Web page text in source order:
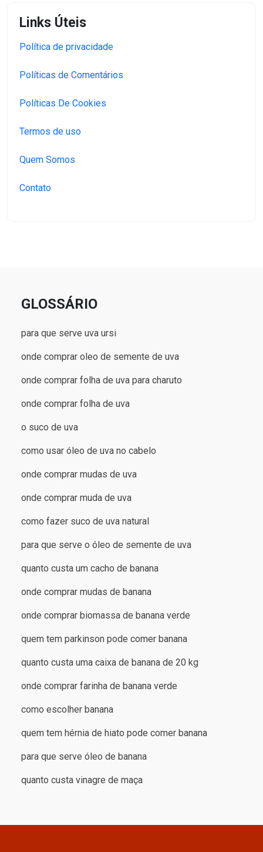
Links Úteis
Política de privacidade
Políticas de Comentários
Políticas De Cookies
Termos de uso
Quem Somos
Contato
GLOSSÁRIO
para que serve uva ursi
onde comprar oleo de semente de uva
onde comprar folha de uva para charuto
onde comprar folha de uva
o suco de uva
como usar óleo de uva no cabelo
onde comprar mudas de uva
onde comprar muda de uva
como fazer suco de uva natural
para que serve o óleo de semente de uva
quanto custa um cacho de banana
onde comprar mudas de banana
onde comprar biomassa de banana verde
quem tem parkinson pode comer banana
quanto custa uma caixa de banana de 20 kg
onde comprar farinha de banana verde
como escolher banana
quem tem hérnia de hiato pode comer banana
para que serve óleo de banana
quanto custa vinagre de maça